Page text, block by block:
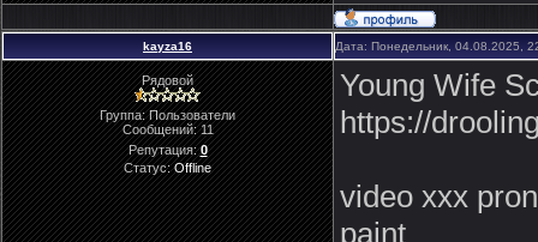
kayza16 Дата: Понедельник, 04.08.2025,
Рядовой
Группа: Пользователи
Сообщений:11
Репутация:0
Статус:Offline
Young Wife
https://
video xxx
paint